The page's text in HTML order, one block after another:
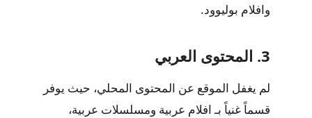
وافلام بوليوود.
3. المحتوى العربي
لم يغفل الموقع عن المحتوى المحلي، حيث يوفر
قسماً غنياً بـافلام عربية ومسلسلات عربية،